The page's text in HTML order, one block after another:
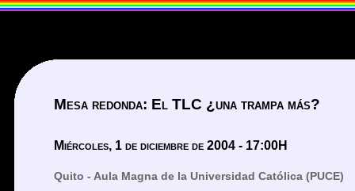
Mesa redonda: El TLC ¿una trampa más?
Miércoles, 1 de diciembre de 2004 - 17:00H
Quito - Aula Magna de la Universidad Católica (PUCE)